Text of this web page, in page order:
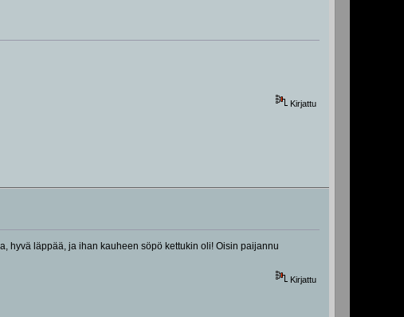
Kirjattu
hyvä läppää, ja ihan kauheen söpö kettukin oli! Oisin paijannu
Kirjattu